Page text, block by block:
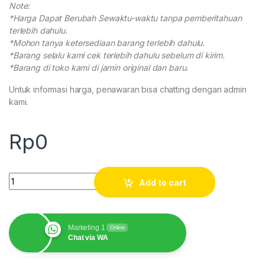
Note:
*Harga Dapat Berubah Sewaktu-waktu tanpa pemberitahuan
terlebih dahulu.
*Mohon tanya ketersediaan barang terlebih dahulu.
*Barang selalu kami cek terlebih dahulu sebelum di kirim.
*Barang di toko kami di jamin original dan baru.
Untuk informasi harga, penawaran bisa chatting dengan admin
kami.
Rp0
Pole Stick Prisma Jalon Survey 2.15M quantity
Add to cart
Marketing 1 Online
Chat via WA